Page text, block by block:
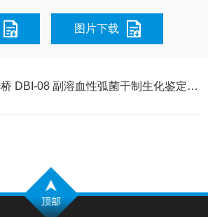
图片下载
北京陆桥 DBI-08 副溶血性弧菌干制生化鉴定试剂盒使用说明书